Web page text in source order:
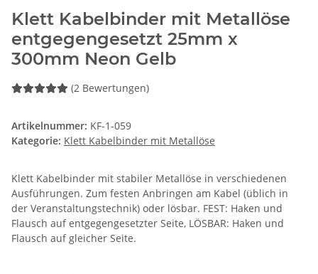
Klett Kabelbinder mit Metallöse
entgegengesetzt 25mm x
300mm Neon Gelb
(2 Bewertungen)
Artikelnummer: KF-1-059
Kategorie: Klett Kabelbinder mit Metallöse
Klett Kabelbinder mit stabiler Metallöse in verschiedenen
Ausführungen. Zum festen Anbringen am Kabel (üblich in
der Veranstaltungstechnik) oder lösbar. FEST: Haken und
Flausch auf entgegengesetzter Seite, LÖSBAR: Haken und
Flausch auf gleicher Seite.